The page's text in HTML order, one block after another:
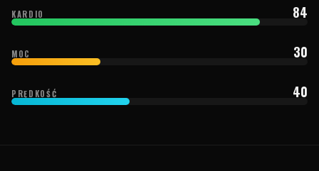
KARDIO 84
MOC 30
PRĘDKOŚĆ 40